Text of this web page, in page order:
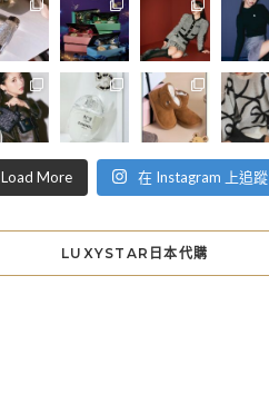
Load More 在 Instagram 上追蹤
LUXYSTAR日本代購